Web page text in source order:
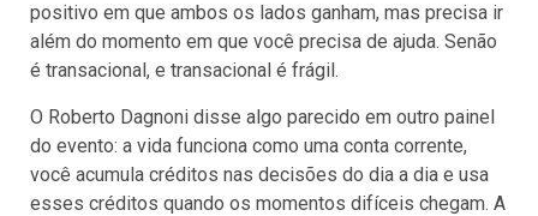
positivo em que ambos os lados ganham, mas precisa ir
além do momento em que você precisa de ajuda. Senão
é transacional, e transacional é frágil.
O Roberto Dagnoni disse algo parecido em outro painel
do evento: a vida funciona como uma conta corrente,
você acumula créditos nas decisões do dia a dia e usa
esses créditos quando os momentos difíceis chegam. A